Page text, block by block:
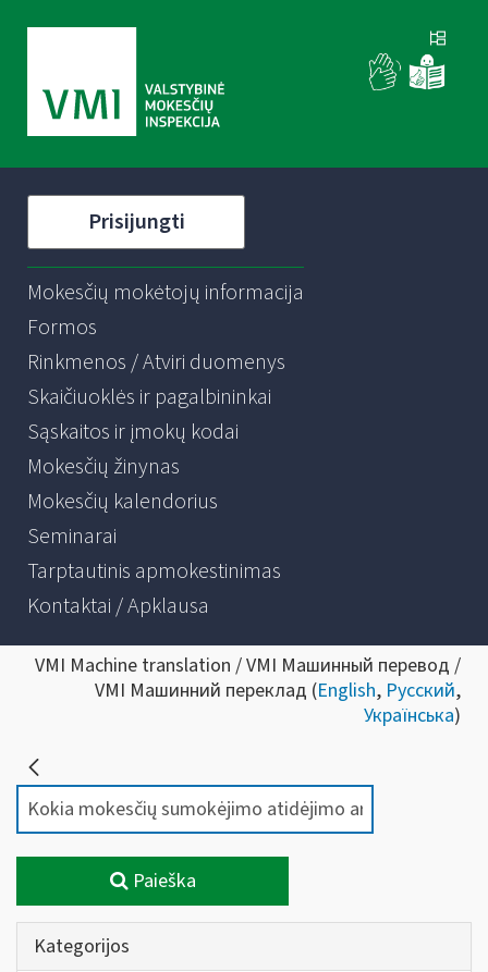
Prisijungti
Mokesčių mokėtojų informacija
Formos
Rinkmenos / Atviri duomenys
Skaičiuoklės ir pagalbininkai
Sąskaitos ir įmokų kodai
Mokesčių žinynas
Mokesčių kalendorius
Seminarai
Tarptautinis apmokestinimas
Kontaktai / Apklausa
VMI Machine translation / VMI Машинный перевод /
VMI Машинний переклад (English, Русский,
Українська)
Paieška
Kategorijos